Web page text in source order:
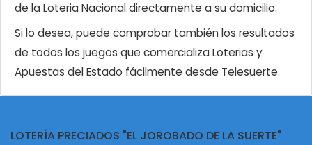
de la Loteria Nacional directamente a su domicilio.
Si lo desea, puede comprobar también los resultados
de todos los juegos que comercializa Loterias y
Apuestas del Estado fácilmente desde Telesuerte.
LOTERÍA PRECIADOS "EL JOROBADO DE LA SUERTE"